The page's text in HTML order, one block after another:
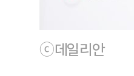
ⓒ데일리안